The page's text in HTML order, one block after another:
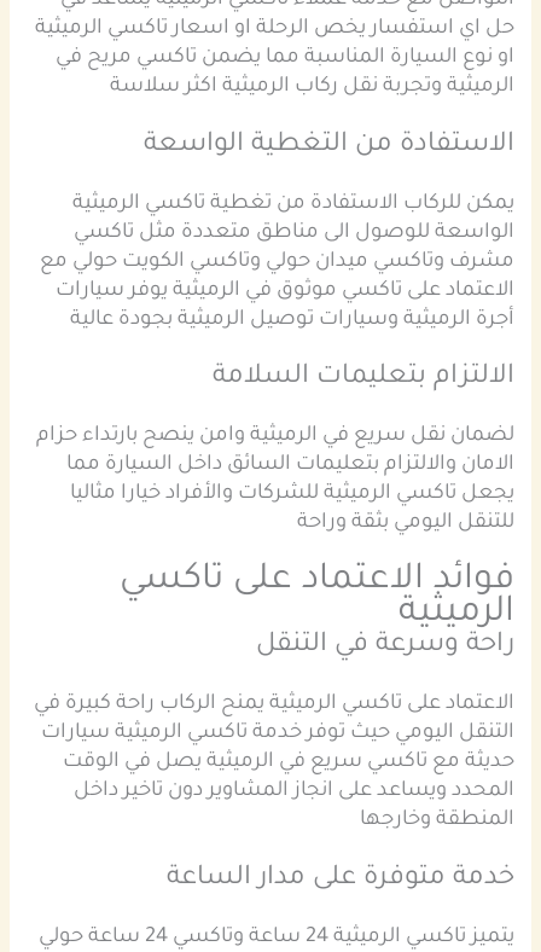
حل اي استفسار يخص الرحلة او اسعار تاكسي الرميثية
او نوع السيارة المناسبة مما يضمن تاكسي مريح في
الرميثية وتجربة نقل ركاب الرميثية اكثر سلاسة
الاستفادة من التغطية الواسعة
يمكن للركاب الاستفادة من تغطية تاكسي الرميثية
الواسعة للوصول الى مناطق متعددة مثل تاكسي
مشرف وتاكسي ميدان حولي وتاكسي الكويت حولي مع
الاعتماد على تاكسي موثوق في الرميثية يوفر سيارات
أجرة الرميثية وسيارات توصيل الرميثية بجودة عالية
الالتزام بتعليمات السلامة
لضمان نقل سريع في الرميثية وامن ينصح بارتداء حزام
الامان والالتزام بتعليمات السائق داخل السيارة مما
يجعل تاكسي الرميثية للشركات والأفراد خيارا مثاليا
للتنقل اليومي بثقة وراحة
فوائد الاعتماد على تاكسي
الرميثية
راحة وسرعة في التنقل
الاعتماد على تاكسي الرميثية يمنح الركاب راحة كبيرة في
التنقل اليومي حيث توفر خدمة تاكسي الرميثية سيارات
حديثة مع تاكسي سريع في الرميثية يصل في الوقت
المحدد ويساعد على انجاز المشاوير دون تاخير داخل
المنطقة وخارجها
خدمة متوفرة على مدار الساعة
يتميز تاكسي الرميثية 24 ساعة وتاكسي 24 ساعة حولي